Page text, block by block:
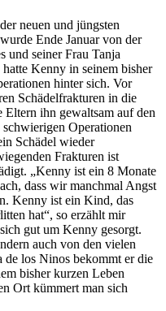
neuen und jüngsten
Ende Januar von der
und seiner Frau Tanja
Kenny in seinem bisher
hinter sich. Vor
Schädelfrakturen in die
ihn gewaltsam auf den
Operationen
Schädel wieder
Frakturen ist
„Kenny ist ein 8 Monate
dass wir manchmal Angst
Kenny ist ein Kind, das
hat“, so erzählt mir
gut um Kenny gesorgt.
auch von den vielen
los Ninos bekommt er die
bisher kurzen Leben
Ort kümmert man sich